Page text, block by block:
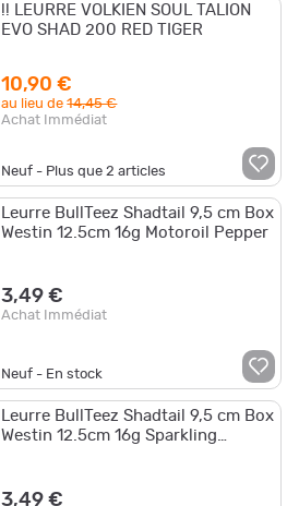
!! LEURRE VOLKIEN SOUL TALION
EVO SHAD 200 RED TIGER
10,90 €
au lieu de14,45 €
Achat Immédiat
Neuf - Plus que2 articles
Leurre BullTeez Shadtail 9,5 cm Box
Westin 12.5cm 16g Motoroil Pepper
3,49 €
Achat Immédiat
Neuf - En stock
Leurre BullTeez Shadtail 9,5 cm Box
Westin 12.5cm 16g Sparkling
3,49 €